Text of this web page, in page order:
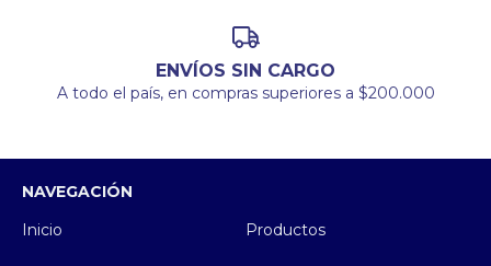
ENVÍOS SIN CARGO
A todo el país, en compras superiores a $200.000
NAVEGACIÓN
Inicio
Productos